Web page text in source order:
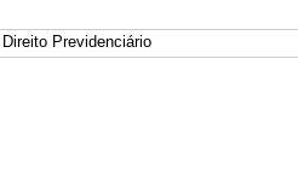
Previdenciário